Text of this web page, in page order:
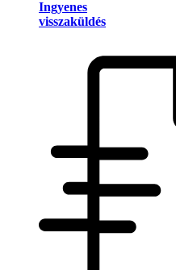
Ingyenes
visszaküldés